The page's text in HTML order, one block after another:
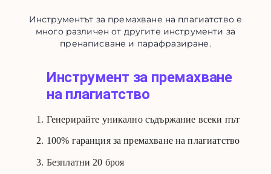
Инструментът за премахване на плагиатство е
много различен от другите инструменти за
пренаписване и парафразиране.
Инструмент за премахване
на плагиатство
Генерирайте уникално съдържание всеки път
100% гаранция за премахване на плагиатство
Безплатни 20 броя